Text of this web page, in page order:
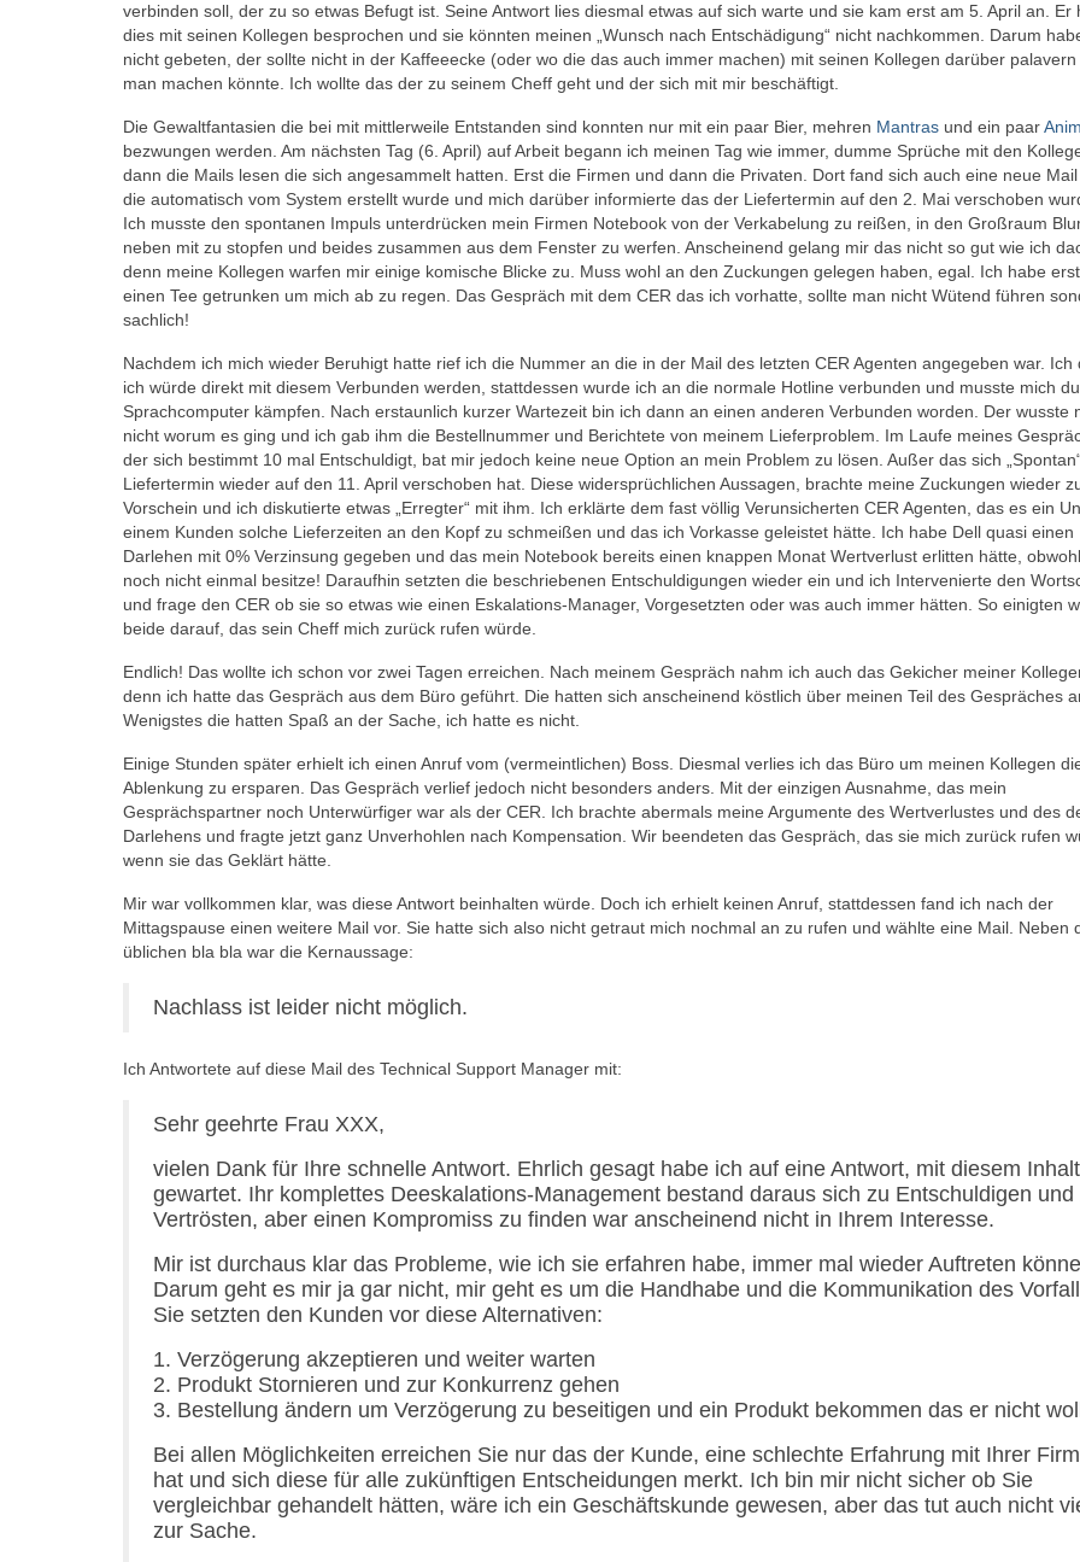
verbinden soll, der zu so etwas Befugt ist. Seine Antwort lies diesmal etwas auf sich warte und sie kam erst am 5. April an. Er
dies mit seinen Kollegen besprochen und sie könnten meinen „Wunsch nach Entschädigung“ nicht nachkommen. Darum
nicht gebeten, der sollte nicht in der Kaffeeecke (oder wo die das auch immer machen) mit seinen Kollegen darüber palavern
man machen könnte. Ich wollte das der zu seinem Cheff geht und der sich mit mir beschäftigt.
Die Gewaltfantasien die bei mit mittlerweile Entstanden sind konnten nur mit ein paar Bier, mehren Mantras und ein paar
bezwungen werden. Am nächsten Tag (6. April) auf Arbeit begann ich meinen Tag wie immer, dumme Sprüche mit den
dann die Mails lesen die sich angesammelt hatten. Erst die Firmen und dann die Privaten. Dort fand sich auch eine neue
die automatisch vom System erstellt wurde und mich darüber informierte das der Liefertermin auf den 2. Mai verschoben
Ich musste den spontanen Impuls unterdrücken mein Firmen Notebook von der Verkabelung zu reißen, in den Großraum
neben mit zu stopfen und beides zusammen aus dem Fenster zu werfen. Anscheinend gelang mir das nicht so gut wie ich
denn meine Kollegen warfen mir einige komische Blicke zu. Muss wohl an den Zuckungen gelegen haben, egal. Ich habe
einen Tee getrunken um mich ab zu regen. Das Gespräch mit dem CER das ich vorhatte, sollte man nicht Wütend führen
sachlich!
Nachdem ich mich wieder Beruhigt hatte rief ich die Nummer an die in der Mail des letzten CER Agenten angegeben war. Ich
ich würde direkt mit diesem Verbunden werden, stattdessen wurde ich an die normale Hotline verbunden und musste mich
Sprachcomputer kämpfen. Nach erstaunlich kurzer Wartezeit bin ich dann an einen anderen Verbunden worden. Der wusste
nicht worum es ging und ich gab ihm die Bestellnummer und Berichtete von meinem Lieferproblem. Im Laufe meines
der sich bestimmt 10 mal Entschuldigt, bat mir jedoch keine neue Option an mein Problem zu lösen. Außer das sich
Liefertermin wieder auf den 11. April verschoben hat. Diese widersprüchlichen Aussagen, brachte meine Zuckungen wieder
Vorschein und ich diskutierte etwas „Erregter“ mit ihm. Ich erklärte dem fast völlig Verunsicherten CER Agenten, das es ein
einem Kunden solche Lieferzeiten an den Kopf zu schmeißen und das ich Vorkasse geleistet hätte. Ich habe Dell quasi einen
Darlehen mit 0% Verzinsung gegeben und das mein Notebook bereits einen knappen Monat Wertverlust erlitten hätte,
noch nicht einmal besitze! Daraufhin setzten die beschriebenen Entschuldigungen wieder ein und ich Intervenierte den
und frage den CER ob sie so etwas wie einen Eskalations-Manager, Vorgesetzten oder was auch immer hätten. So einigten
beide darauf, das sein Cheff mich zurück rufen würde.
Endlich! Das wollte ich schon vor zwei Tagen erreichen. Nach meinem Gespräch nahm ich auch das Gekicher meiner
denn ich hatte das Gespräch aus dem Büro geführt. Die hatten sich anscheinend köstlich über meinen Teil des Gespräches
Wenigstes die hatten Spaß an der Sache, ich hatte es nicht.
Einige Stunden später erhielt ich einen Anruf vom (vermeintlichen) Boss. Diesmal verlies ich das Büro um meinen Kollegen
Ablenkung zu ersparen. Das Gespräch verlief jedoch nicht besonders anders. Mit der einzigen Ausnahme, das mein
Gesprächspartner noch Unterwürfiger war als der CER. Ich brachte abermals meine Argumente des Wertverlustes und des
Darlehens und fragte jetzt ganz Unverhohlen nach Kompensation. Wir beendeten das Gespräch, das sie mich zurück rufen
wenn sie das Geklärt hätte.
Mir war vollkommen klar, was diese Antwort beinhalten würde. Doch ich erhielt keinen Anruf, stattdessen fand ich nach der
Mittagspause einen weitere Mail vor. Sie hatte sich also nicht getraut mich nochmal an zu rufen und wählte eine Mail. Neben
üblichen bla bla war die Kernaussage:
Nachlass ist leider nicht möglich.
Ich Antwortete auf diese Mail des Technical Support Manager mit:
Sehr geehrte Frau XXX,
vielen Dank für Ihre schnelle Antwort. Ehrlich gesagt habe ich auf eine Antwort, mit diesem Inhalt
gewartet. Ihr komplettes Deeskalations-Management bestand daraus sich zu Entschuldigen und
Vertrösten, aber einen Kompromiss zu finden war anscheinend nicht in Ihrem Interesse.
Mir ist durchaus klar das Probleme, wie ich sie erfahren habe, immer mal wieder Auftreten
Darum geht es mir ja gar nicht, mir geht es um die Handhabe und die Kommunikation des
Sie setzten den Kunden vor diese Alternativen:
1. Verzögerung akzeptieren und weiter warten
2. Produkt Stornieren und zur Konkurrenz gehen
3. Bestellung ändern um Verzögerung zu beseitigen und ein Produkt bekommen das er nicht
Bei allen Möglichkeiten erreichen Sie nur das der Kunde, eine schlechte Erfahrung mit Ihrer
hat und sich diese für alle zukünftigen Entscheidungen merkt. Ich bin mir nicht sicher ob Sie
vergleichbar gehandelt hätten, wäre ich ein Geschäftskunde gewesen, aber das tut auch nicht
zur Sache.